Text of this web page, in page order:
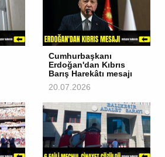
Cumhurbaşkanı
Erdoğan'dan Kıbrıs
Barış Harekâtı mesajı
20.07.2026